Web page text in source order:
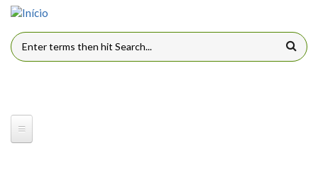
Pular para o conteúdo principal
FORMULÁRIO DE BUSCA